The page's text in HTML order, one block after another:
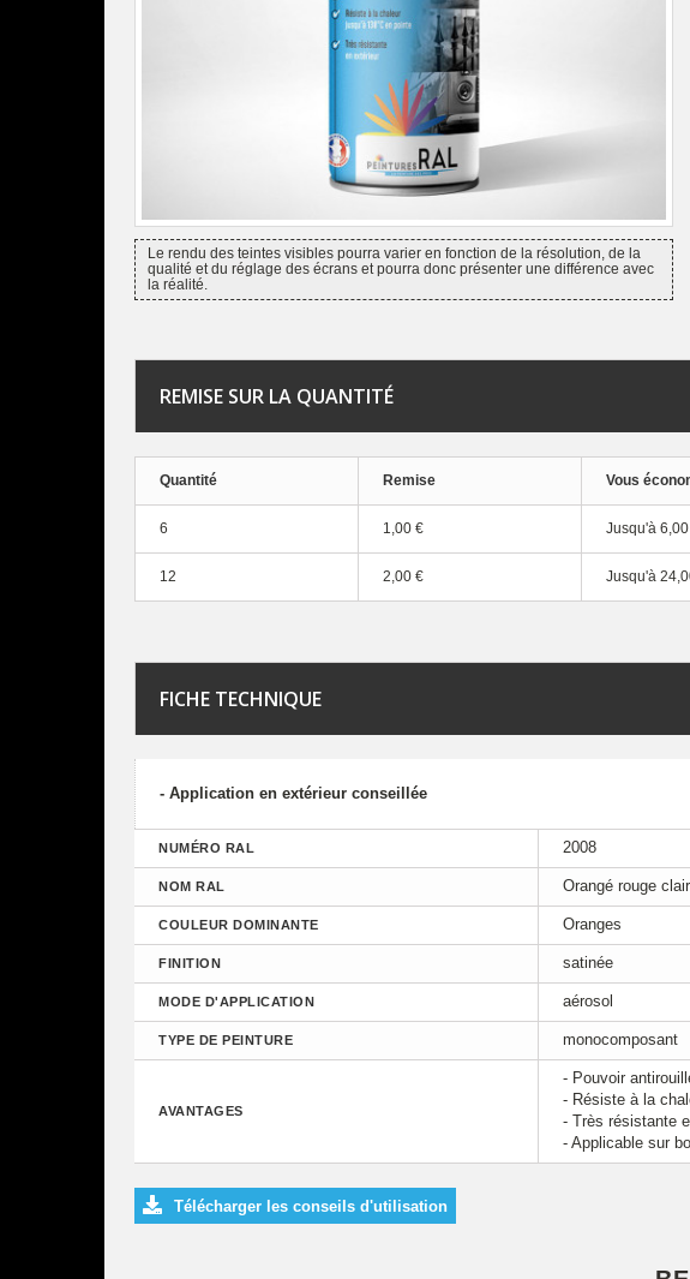
Le rendu des teintes visibles pourra varier en fonction de la résolution, de la
qualité et du réglage des écrans et pourra donc présenter une différence avec
la réalité.
REMISE SUR LA QUANTITÉ
Quantité Remise Vous
6 1,00 € Jusqu'à
12 2,00 € Jusqu'à
FICHE TECHNIQUE
- Application en extérieur conseillée
NUMÉRO RAL 2008
NOM RAL Orangé rouge clair
COULEUR DOMINANTE Oranges
FINITION satinée
MODE D'APPLICATION aérosol
TYPE DE PEINTURE monocomposant
AVANTAGES
- Pouvoir
- Résiste à la
- Très résistante
- Applicable sur
Télécharger les conseils d'utilisation